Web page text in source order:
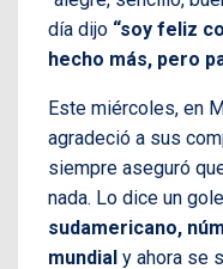
día dijo “soy feliz
hecho más, pero
Este miércoles, en
agradeció a sus
siempre aseguró
nada. Lo dice un
sudamericano,
mundial y ahora se